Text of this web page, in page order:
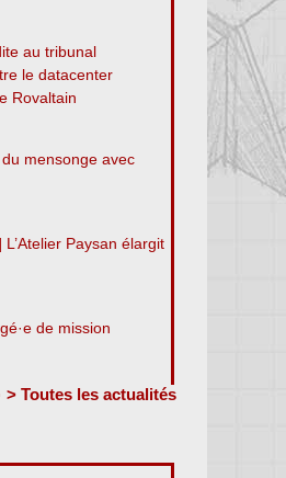
au tribunal
le datacenter
Rovaltain
mensonge avec
Paysan élargit
de mission
> Toutes les actualités